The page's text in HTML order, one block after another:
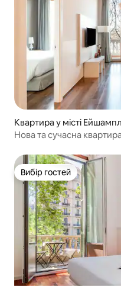
Квартира у місті
Нова та сучасна
Вибір гостей
Вибір гостей